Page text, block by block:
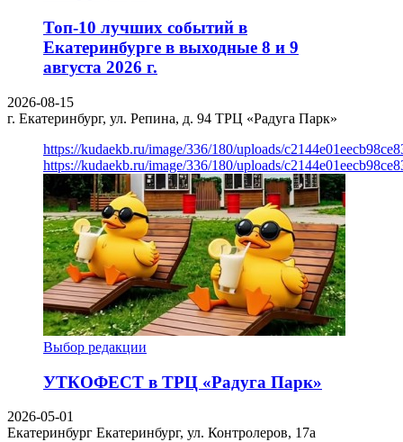
Топ-10 лучших событий в
Екатеринбурге в выходные 8 и 9
августа 2026 г.
2026-08-15
г. Екатеринбург, ул. Репина, д. 94 ТРЦ «Радуга Парк»
https://kudaekb.ru/image/336/180/uploads/
https://kudaekb.ru/image/336/180/uploads/
Выбор редакции
УТКОФЕСТ в ТРЦ «Радуга Парк»
2026-05-01
Екатеринбург Екатеринбург, ул. Контролеров, 17а